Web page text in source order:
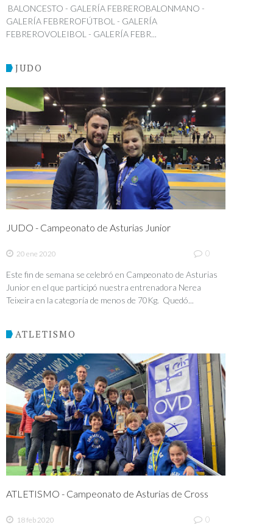
BALONCESTO - GALERÍA FEBREROBALONMANO -
GALERÍA FEBREROFÚTBOL - GALERÍA
FEBREROVOLEIBOL - GALERÍA FEBR...
JUDO
JUDO - Campeonato de Asturias Junior
20 ene 2020 0
Este fin de semana se celebró en Campeonato de Asturias
Junior en el que participó nuestra entrenadora Nerea
Teixeira en la categoría de menos de 70Kg. Quedó...
ATLETISMO
ATLETISMO - Campeonato de Asturias de Cross
18 feb 2020 0